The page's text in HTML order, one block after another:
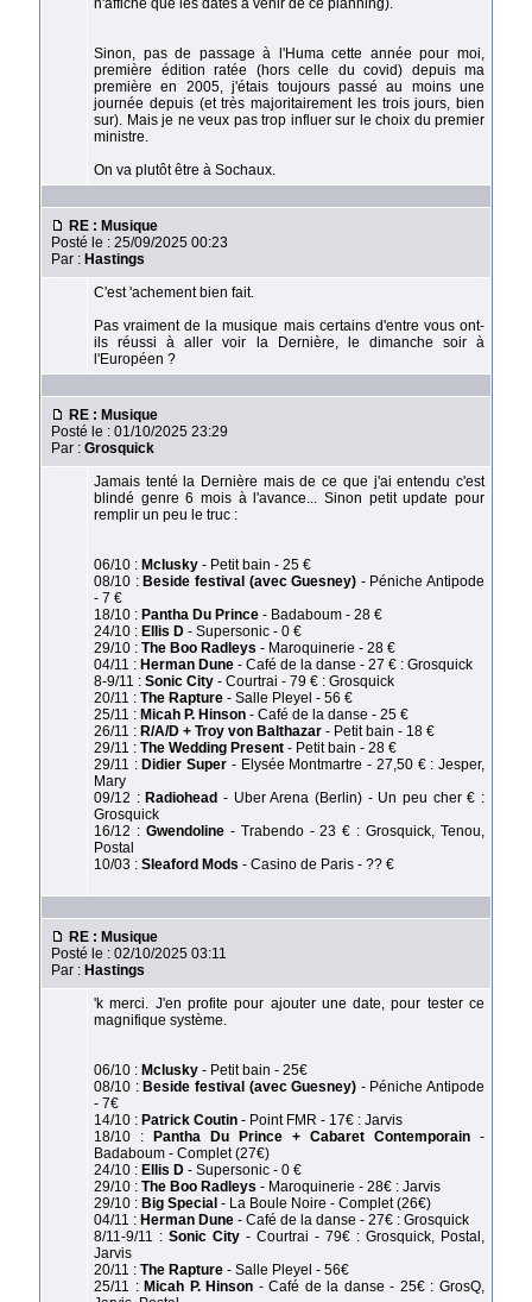
Sinon, pas de passage à l'Huma cette année pour moi,
première édition ratée (hors celle du covid) depuis ma
première en 2005, j'étais toujours passé au moins une
journée depuis (et très majoritairement les trois jours, bien
sur). Mais je ne veux pas trop influer sur le choix du premier
ministre.
On va plutôt être à Sochaux.
RE : Musique
Posté le : 25/09/2025 00:23
Par : Hastings
C'est 'achement bien fait.
Pas vraiment de la musique mais certains d'entre vous ont-
ils réussi à aller voir la Dernière, le dimanche soir à
l'Européen ?
RE : Musique
Posté le : 01/10/2025 23:29
Par : Grosquick
Jamais tenté la Dernière mais de ce que j'ai entendu c'est
blindé genre 6 mois à l'avance... Sinon petit update pour
remplir un peu le truc :
06/10 : Mclusky - Petit bain - 25 €
08/10 :Beside festival (avec Guesney) - Péniche Antipode
- 7 €
18/10 : Pantha Du Prince - Badaboum - 28 €
24/10 : Ellis D - Supersonic - 0 €
29/10 : The Boo Radleys - Maroquinerie - 28 €
04/11 : Herman Dune - Café de la danse - 27 € : Grosquick
8-9/11 : Sonic City - Courtrai - 79 € : Grosquick
20/11 : The Rapture - Salle Pleyel - 56 €
25/11 : Micah P. Hinson - Café de la danse - 25 €
26/11 : R/A/D + Troy von Balthazar - Petit bain - 18 €
29/11 : The Wedding Present - Petit bain - 28 €
29/11 :Didier Super - Elysée Montmartre - 27,50 € : Jesper,
Mary
09/12 :Radiohead - Uber Arena (Berlin) - Un peu cher € :
Grosquick
16/12 : Gwendoline- Trabendo - 23 € : Grosquick, Tenou,
Postal
10/03 : Sleaford Mods - Casino de Paris - ?? €
RE : Musique
Posté le : 02/10/2025 03:11
Par : Hastings
'k merci. J'en profite pour ajouter une date, pour tester ce
magnifique système.
06/10 : Mclusky - Petit bain - 25€
08/10 :Beside festival (avec Guesney) - Péniche Antipode
- 7€
14/10 : Patrick Coutin - Point FMR - 17€ : Jarvis
18/10 : Pantha Du Prince + Cabaret Contemporain -
Badaboum - Complet (27€)
24/10 : Ellis D - Supersonic - 0 €
29/10 : The Boo Radleys - Maroquinerie - 28€ : Jarvis
29/10 : Big Special - La Boule Noire - Complet (26€)
04/11 : Herman Dune - Café de la danse - 27€ : Grosquick
8/11-9/11 : Sonic City - Courtrai - 79€ : Grosquick, Postal,
Jarvis
20/11 : The Rapture - Salle Pleyel - 56€
25/11 :Micah P. Hinson - Café de la danse - 25€ : GrosQ,